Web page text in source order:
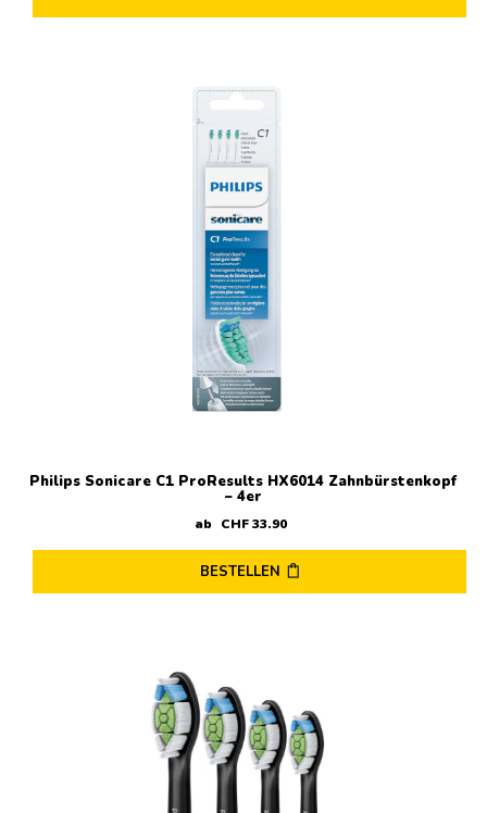
Philips Sonicare C1 ProResults HX6014 Zahnbürstenkopf
– 4er
ab CHF33.90
BESTELLEN